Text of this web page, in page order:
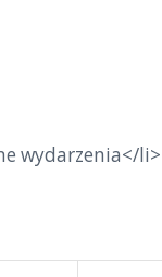
wydarzenia</li>